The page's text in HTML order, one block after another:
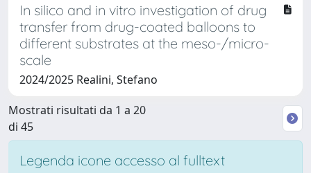
In silico and in vitro investigation of drug
transfer from drug-coated balloons to
different substrates at the meso-/micro-
scale
2024/2025 Realini, Stefano
Mostrati risultati da 1 a 20
di 45
Legenda icone accesso al fulltext